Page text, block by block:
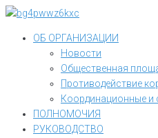
Перейти
контентуОБ ОРГАНИЗАЦИИ
Новости
Общественная
Противодействие
Координационные и
ПОЛНОМОЧИЯ
РУКОВОДСТВО